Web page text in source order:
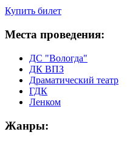
Купить билет
Места проведения:
ДС "Вологда"
ДК ВПЗ
Драматический театр
ГДК
Ленком
Жанры: